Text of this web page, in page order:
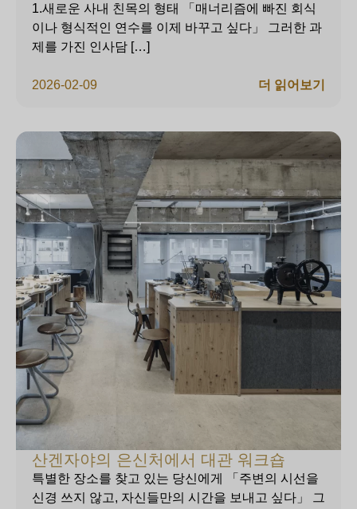
2026-02-09
1.새로운 사내 친목의 형태 「매너리즘에 빠진 회식
이나 형식적인 연수를 이제 바꾸고 싶다」 그러한 과
제를 가진 인사담 […]
더 읽어보기
산겐자야의 은신처에서 대관 워크숍
특별한 장소를 찾고 있는 당신에게 「주변의 시선을
신경 쓰지 않고, 자신들만의 시간을 보내고 싶다」 그